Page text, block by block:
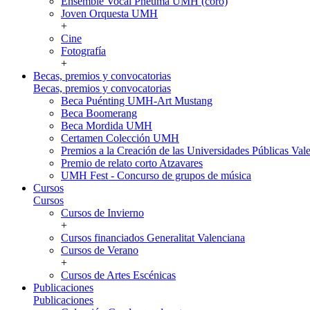
Joven Orquesta UMH
+
Cine
Fotografía
+
Becas, premios y convocatorias
Becas, premios y convocatorias
Beca Puénting UMH-Art Mustang
Beca Boomerang
Beca Mordida UMH
Certamen Colección UMH
Premios a la Creación de las Universidades Públicas
Premio de relato corto Atzavares
UMH Fest - Concurso de grupos de música
Cursos
Cursos
Cursos de Invierno
+
Cursos financiados Generalitat Valenciana
Cursos de Verano
+
Cursos de Artes Escénicas
Publicaciones
Publicaciones